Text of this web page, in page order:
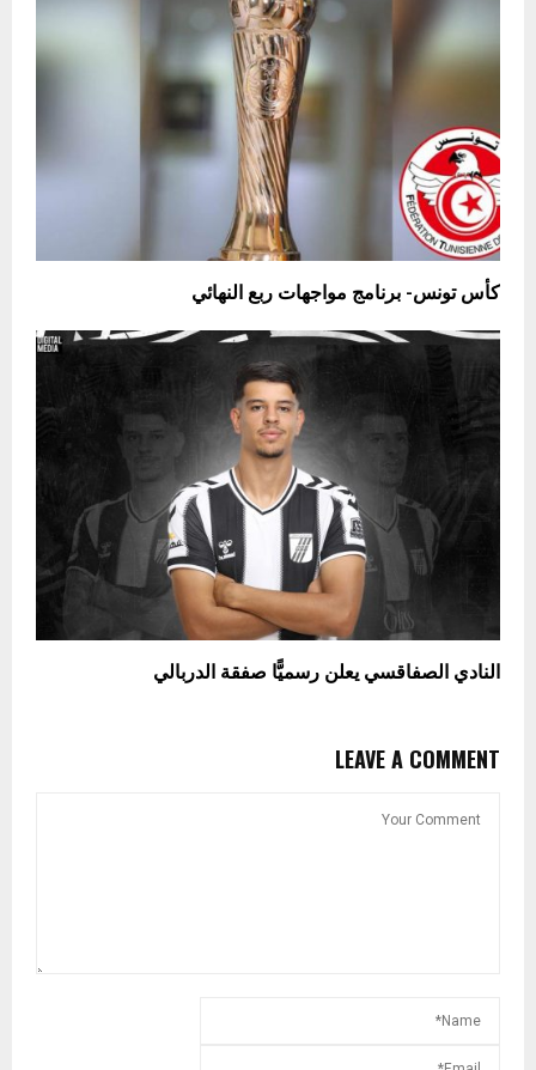
كأس تونس- برنامج مواجهات ربع النهائي
النادي الصفاقسي يعلن رسميًّا صفقة الدربالي
LEAVE A COMMENT